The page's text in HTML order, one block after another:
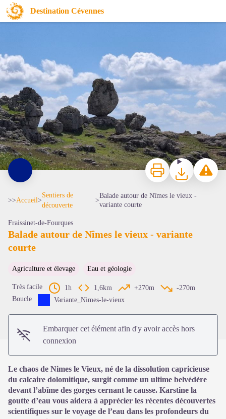
Destination Cévennes
Balade autour de Nîmes le vieux - variante courte
Ron de l'Oule - © Natacha Maltaverne
ImprimerTéléchargerSignaler
>>Accueil>
Sentiers de
découverte
>
Balade autour de Nîmes le vieux -
variante courte
Fraissinet-de-Fourques
Balade autour de Nîmes le vieux - variante
courte
Agriculture et élevage Eau et géologie
Très facile 1h 1,6km +270m
-270m
Boucle
Variante_Nimes-le-vieux
Embarquer cet élément afin d'y avoir accès hors
connexion
Le chaos de Nimes le Vieux, né de la dissolution capricieuse
du calcaire dolomitique, surgit comme un ultime belvédère
devant l’abîme des gorges cernant le causse. Karstine la
goutte d’eau vous aidera à apprécier les récentes découvertes
scientifiques sur le voyage de l’eau dans les profondeurs du